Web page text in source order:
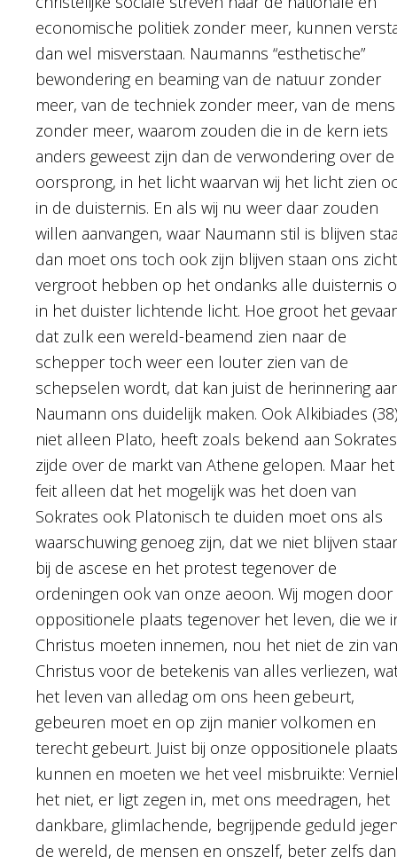
economische politiek zonder meer, kunnen
dan wel misverstaan. Naumanns “esthetische”
bewondering en beaming van de natuur zonder
meer, van de techniek zonder meer, van de mens
zonder meer, waarom zouden die in de kern iets
anders geweest zijn dan de verwondering over de
oorsprong, in het licht waarvan wij het licht zien
in de duisternis. En als wij nu weer daar zouden
willen aanvangen, waar Naumann stil is blijven
dan moet ons toch ook zijn blijven staan ons zicht
vergroot hebben op het ondanks alle duisternis
in het duister lichtende licht. Hoe groot het
dat zulk een wereld-beamend zien naar de
schepper toch weer een louter zien van de
schepselen wordt, dat kan juist de herinnering
Naumann ons duidelijk maken. Ook Alkibiades
niet alleen Plato, heeft zoals bekend aan
zijde over de markt van Athene gelopen. Maar het
feit alleen dat het mogelijk was het doen van
Sokrates ook Platonisch te duiden moet ons als
waarschuwing genoeg zijn, dat we niet blijven
bij de ascese en het protest tegenover de
ordeningen ook van onze aeoon. Wij mogen door
oppositionele plaats tegenover het leven, die we
Christus moeten innemen, nou het niet de zin van
Christus voor de betekenis van alles verliezen,
het leven van alledag om ons heen gebeurt,
gebeuren moet en op zijn manier volkomen en
terecht gebeurt. Juist bij onze oppositionele plaats
kunnen en moeten we het veel misbruikte:
het niet, er ligt zegen in, met ons meedragen, het
dankbare, glimlachende, begrijpende geduld
de wereld, de mensen en onszelf, beter zelfs dan